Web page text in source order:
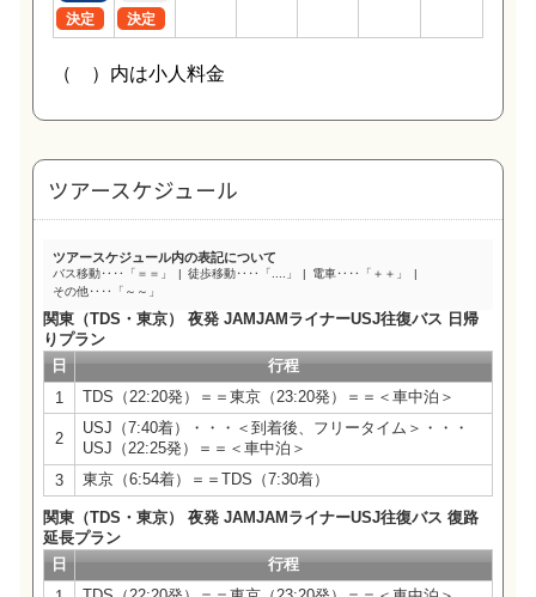
ツアースケジュール
ツアースケジュール内の表記について
バス移動‥‥「＝＝」 徒歩移動‥‥「....」
電車‥‥「＋＋」
その他‥‥「～～」
関東（TDS・東京） 夜発 JAMJAMライナーUSJ往復バス 日帰
りプラン
日
行程
1
TDS（22:20発）＝＝東京（23:20発）＝＝＜車中泊＞
2
USJ（7:40着）・・・＜到着後、フリータイム＞・・・
USJ（22:25発）＝＝＜車中泊＞
3
東京（6:54着）＝＝TDS（7:30着）
関東（TDS・東京） 夜発 JAMJAMライナーUSJ往復バス 復路
延長プラン
日
行程